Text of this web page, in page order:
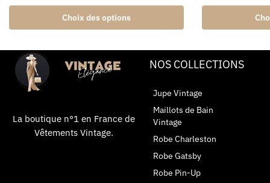
Choix des options
La boutique n°1 en France de
Vêtements Vintage.
NOS COLLECTIONS
Jupe Vintage
Maillots de Bain
Vintage
Robe Charleston
Robe Gatsby
Robe Pin-Up